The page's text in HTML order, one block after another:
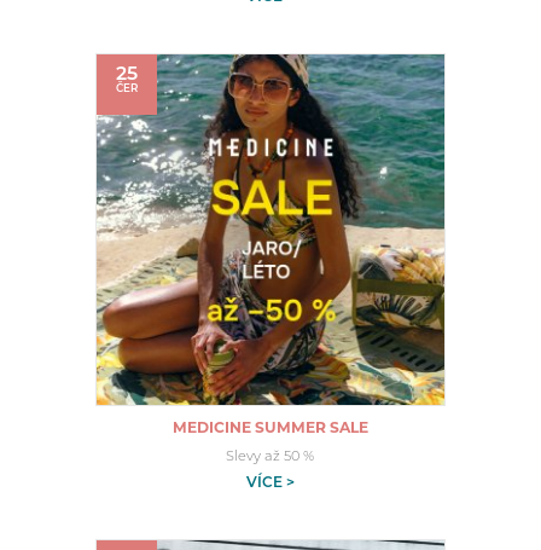
25
ČER
MEDICINE SUMMER SALE
Slevy až 50 %
VÍCE >